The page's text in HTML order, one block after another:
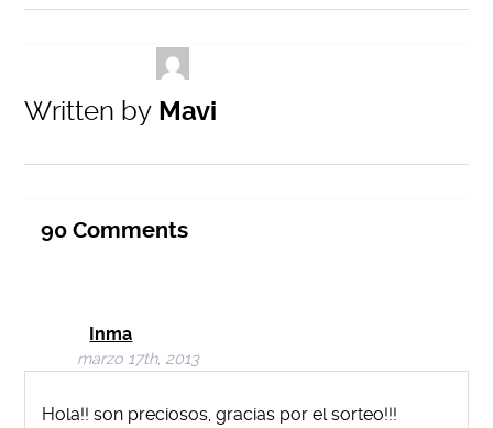
Written by Mavi
90 Comments
Inma
marzo 17th, 2013
Hola!! son preciosos, gracias por el sorteo!!!